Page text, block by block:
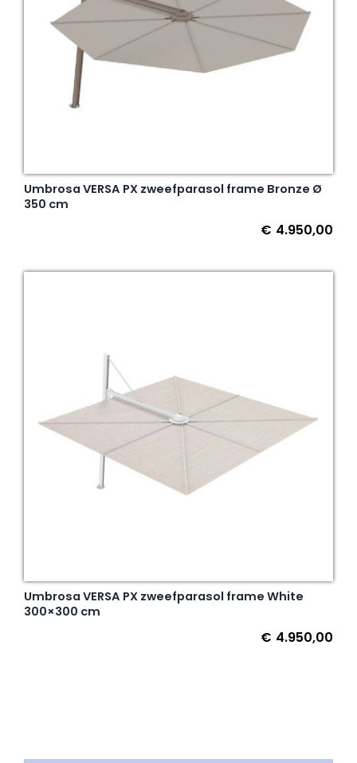
Umbrosa VERSA PX zweefparasol frame Bronze Ø
350 cm
€ 4.950,00
Umbrosa VERSA PX zweefparasol frame White
300×300 cm
€ 4.950,00